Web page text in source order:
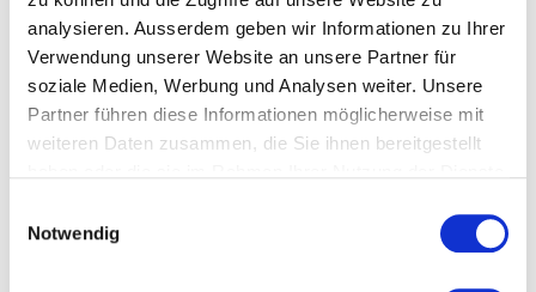
analysieren. Ausserdem geben wir Informationen zu Ihrer
Verwendung unserer Website an unsere Partner für
soziale Medien, Werbung und Analysen weiter. Unsere
Partner führen diese Informationen möglicherweise mit
weiteren Daten zusammen, die Sie ihnen bereitgestellt
Notwendig
Dieser und weiteren Fragen werden wir in Kürze
nachgehen.